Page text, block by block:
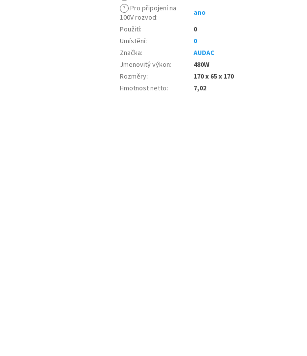
? Pro připojení na
100V rozvod:
ano
Použití:
0
Umístění:
0
Značka:
AUDAC
Jmenovitý výkon:
480W
Rozměry:
170 x 65 x 170
Hmotnost netto: 7,02